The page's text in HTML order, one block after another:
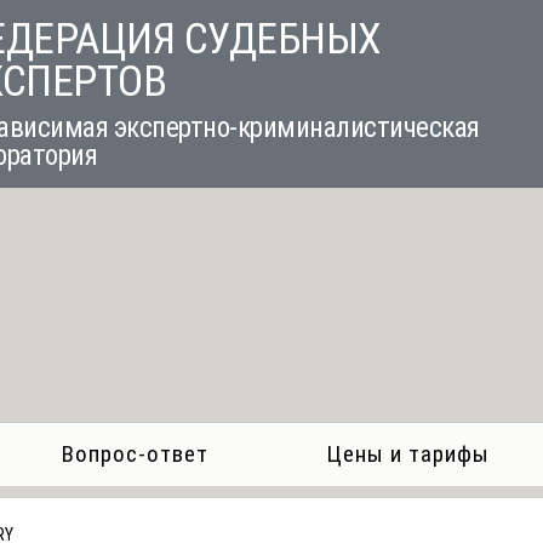
СУДЕБНЫХ
экспертно-криминалистическая
Вопрос-ответ Цены и тарифы